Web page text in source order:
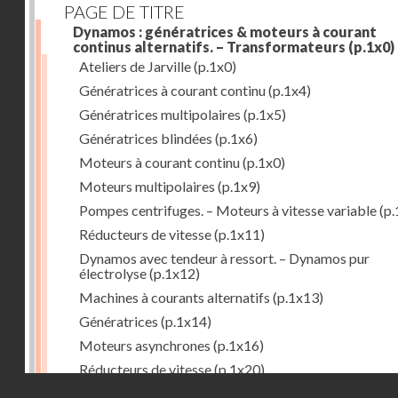
PAGE DE TITRE
Dynamos : génératrices & moteurs à courant
continus alternatifs. – Transformateurs (p.1x0)
Ateliers de Jarville(p.1x0)
Génératrices à courant continu(p.1x4)
Génératrices multipolaires (p.1x5)
Génératrices blindées (p.1x6)
Moteurs à courant continu(p.1x0)
Moteurs multipolaires (p.1x9)
Pompes centrifuges. – Moteurs à vitesse variable
Réducteurs de vitesse(p.1x11)
Dynamos avec tendeur à ressort. – Dynamos pur
électrolyse(p.1x12)
Machines à courants alternatifs (p.1x13)
Génératrices (p.1x14)
Moteurs asynchrones (p.1x16)
Réducteurs de vitesse(p.1x20)